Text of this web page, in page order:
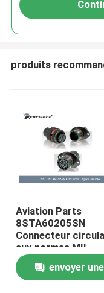
À la maison
Produits
produits
Aviation Parts
8STA60205SN
Connecteur
aux normes MIL
(femelle)
envoyer une